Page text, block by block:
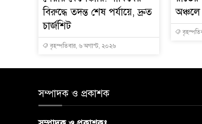
বিরুদ্ধে তদন্ত শেষ পর্যায়ে, দ্রুত
চার্জশিট
বৃহস্পতিবার, ৬ অগাস্ট, ২০২৬
অঞ্চলে
সম্পাদক ও প্রকাশক